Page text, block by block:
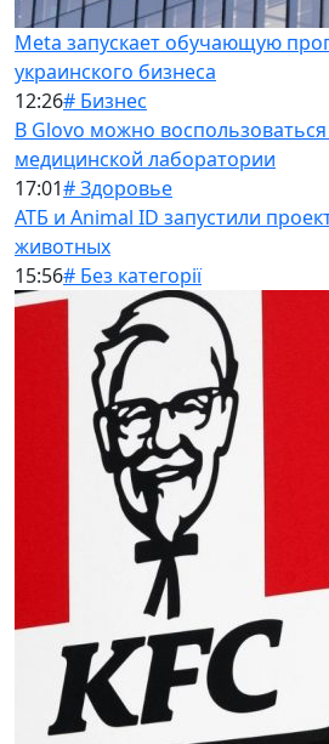
Meta запускает обучающую
украинского бизнеса
12:26# Бизнес
В Glovo можно воспользоваться
медицинской лаборатории
17:01# Здоровье
АТБ и Animal ID запустили
животных
15:56# Без категорії